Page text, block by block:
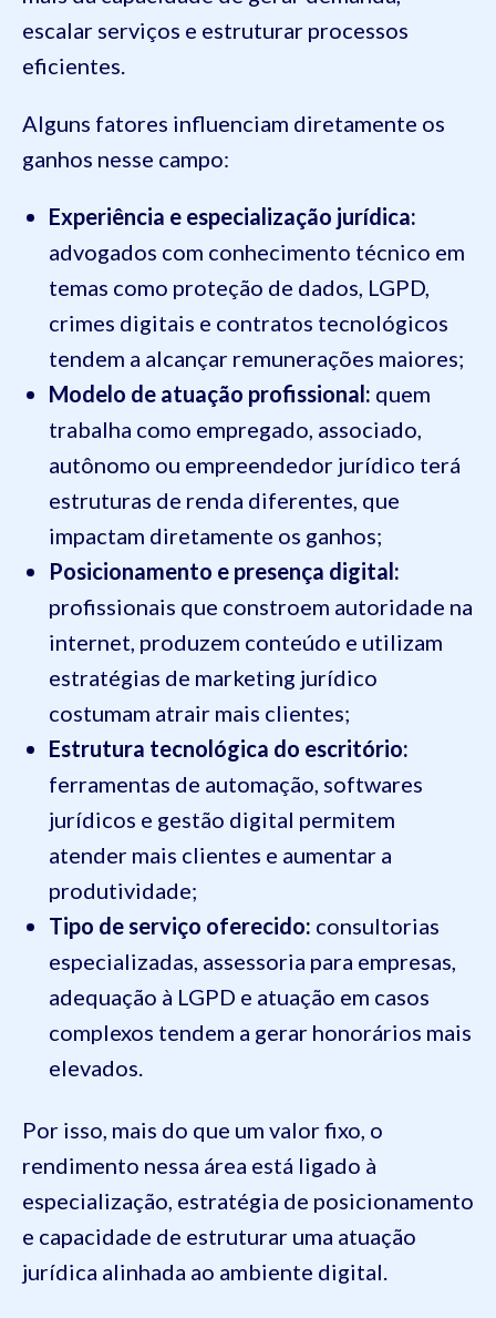
escalar serviços e estruturar processos
eficientes.
Alguns fatores influenciam diretamente os
ganhos nesse campo:
Experiência e especialização jurídica:
advogados com conhecimento técnico em
temas como proteção de dados, LGPD,
crimes digitais e contratos tecnológicos
tendem a alcançar remunerações maiores;
Modelo de atuação profissional: quem
trabalha como empregado, associado,
autônomo ou empreendedor jurídico terá
estruturas de renda diferentes, que
impactam diretamente os ganhos;
Posicionamento e presença digital:
profissionais que constroem autoridade na
internet, produzem conteúdo e utilizam
estratégias de marketing jurídico
costumam atrair mais clientes;
Estrutura tecnológica do escritório:
ferramentas de automação, softwares
jurídicos e gestão digital permitem
atender mais clientes e aumentar a
produtividade;
Tipo de serviço oferecido: consultorias
especializadas, assessoria para empresas,
adequação à LGPD e atuação em casos
complexos tendem a gerar honorários mais
elevados.
Por isso, mais do que um valor fixo, o
rendimento nessa área está ligado à
especialização, estratégia de posicionamento
e capacidade de estruturar uma atuação
jurídica alinhada ao ambiente digital.